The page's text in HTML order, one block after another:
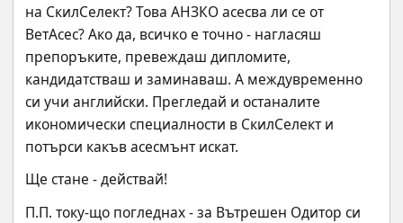
на СкилСелект? Това АНЗКО асесва ли се от
ВетАсес? Ако да, всичко е точно - нагласяш
препоръките, превеждаш дипломите,
кандидатстваш и заминаваш. А междувременно
си учи английски. Прегледай и останалите
икономически специалности в СкилСелект и
потърси какъв асесмънт искат.
Ще стане - действай!
П.П. току-що погледнах - за Вътрешен Одитор си